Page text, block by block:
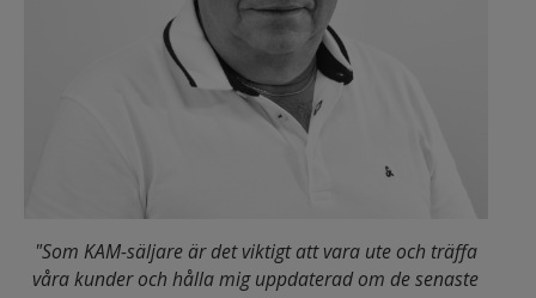
"Som KAM-säljare är det viktigt att vara ute och träffa
våra kunder och hålla mig uppdaterad om de senaste